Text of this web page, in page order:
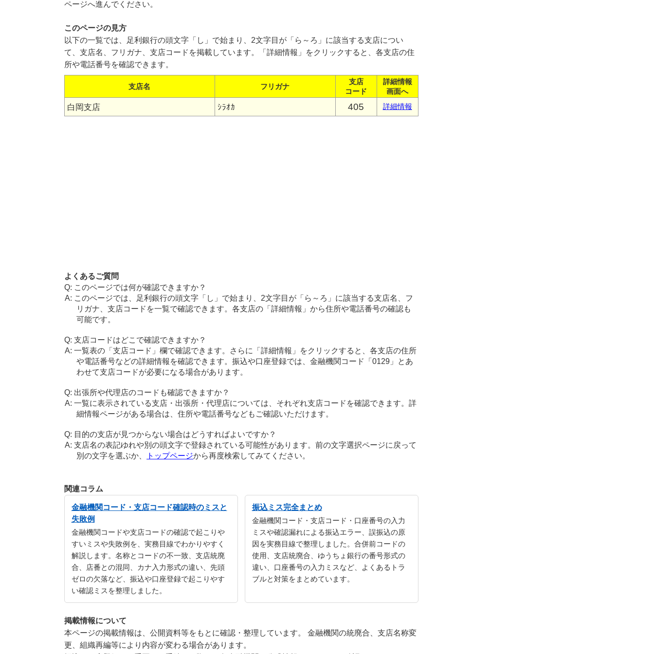
ページへ進んでください。
このページの見方
以下の一覧では、足利銀行の頭文字「し」で始まり、2文字目が「ら～ろ」に該当する支店につい
て、支店名、フリガナ、支店コードを掲載しています。「詳細情報」をクリックすると、各支店の住
所や電話番号を確認できます。
支店名 フリガナ
支店
コード
詳細情報
画面へ
白岡支店 ｼﾗｵｶ 405 詳細情報
よくあるご質問
このページでは何が確認できますか？
このページでは、足利銀行の頭文字「し」で始まり、2文字目が「ら～ろ」に該当する支店名、フ
リガナ、支店コードを一覧で確認できます。各支店の「詳細情報」から住所や電話番号の確認も
可能です。
支店コードはどこで確認できますか？
一覧表の「支店コード」欄で確認できます。さらに「詳細情報」をクリックすると、各支店の住所
や電話番号などの詳細情報を確認できます。振込や口座登録では、金融機関コード「0129」とあ
わせて支店コードが必要になる場合があります。
出張所や代理店のコードも確認できますか？
一覧に表示されている支店・出張所・代理店については、それぞれ支店コードを確認できます。詳
細情報ページがある場合は、住所や電話番号などもご確認いただけます。
目的の支店が見つからない場合はどうすればよいですか？
支店名の表記ゆれや別の頭文字で登録されている可能性があります。前の文字選択ページに戻って
別の文字を選ぶか、
トップページから再度検索してみてください。
関連コラム
金融機関コード・支店コード確認時のミスと
失敗例
金融機関コードや支店コードの確認で起こりや
すいミスや失敗例を、実務目線でわかりやすく
解説します。名称とコードの不一致、支店統廃
合、店番との混同、カナ入力形式の違い、先頭
ゼロの欠落など、振込や口座登録で起こりやす
い確認ミスを整理しました。
振込ミス完全まとめ
金融機関コード・支店コード・口座番号の入力
ミスや確認漏れによる振込エラー、誤振込の原
因を実務目線で整理しました。合併前コードの
使用、支店統廃合、ゆうちょ銀行の番号形式の
違い、口座番号の入力ミスなど、よくあるトラ
ブルと対策をまとめています。
掲載情報について
本ページの掲載情報は、公開資料等をもとに確認・整理しています。 金融機関の統廃合、支店名称変
更、組織再編等により内容が変わる場合があります。